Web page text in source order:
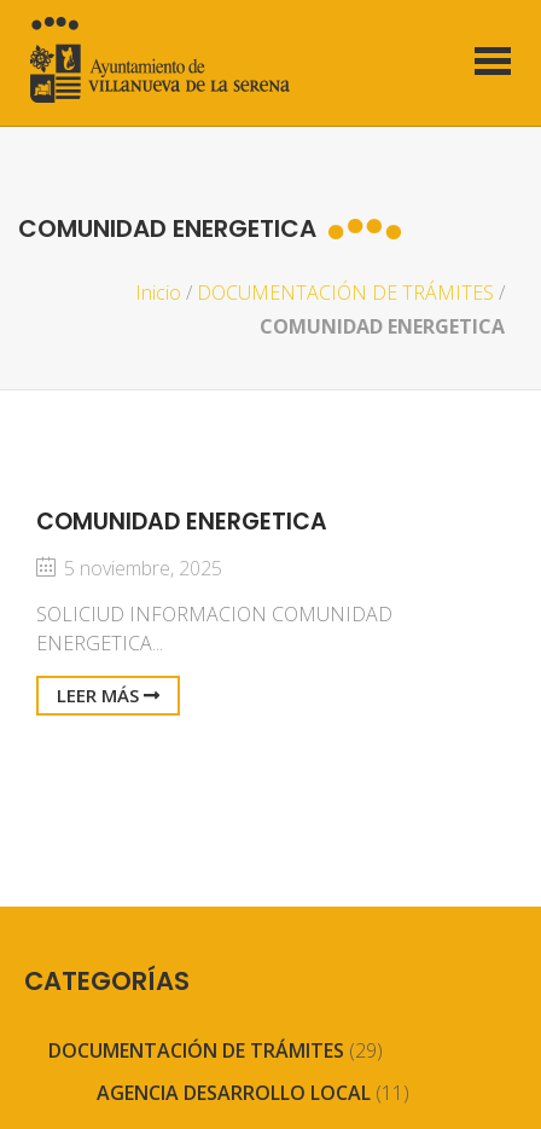
COMUNIDAD ENERGETICA
Inicio / DOCUMENTACIÓN DE TRÁMITES /
COMUNIDAD ENERGETICA
COMUNIDAD ENERGETICA
5 noviembre, 2025
SOLICIUD INFORMACION COMUNIDAD
ENERGETICA...
LEER MÁS
CATEGORÍAS
DOCUMENTACIÓN DE TRÁMITES (29)
AGENCIA DESARROLLO LOCAL (11)